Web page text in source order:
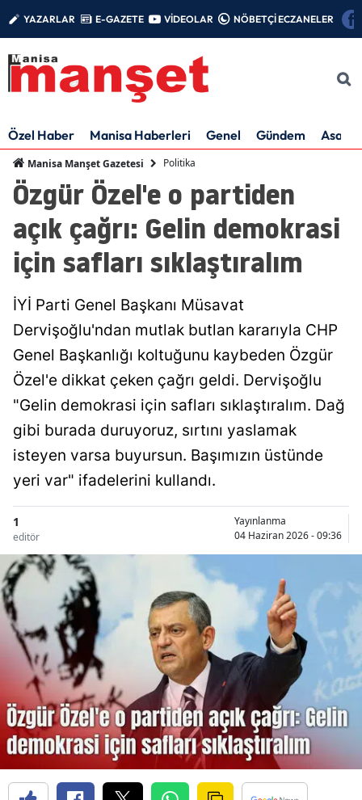
YAZARLAR E-GAZETE VİDEOLAR NÖBETÇİ ECZANELER
Özel Haber Manisa Haberleri Genel Gündem Asayiş
Manisa Manşet Gazetesi Politika
Özgür Özel'e o partiden
açık çağrı: Gelin demokrasi
için safları sıklaştıralım
İYİ Parti Genel Başkanı Müsavat
Dervişoğlu'ndan mutlak butlan kararıyla CHP
Genel Başkanlığı koltuğunu kaybeden Özgür
Özel'e dikkat çeken çağrı geldi. Dervişoğlu
"Gelin demokrasi için safları sıklaştıralım. Dağ
gibi burada duruyoruz, sırtını yaslamak
isteyen varsa buyursun. Başımızın üstünde
yeri var" ifadelerini kullandı.
1
editör
Yayınlanma
04 Haziran 2026 - 09:36